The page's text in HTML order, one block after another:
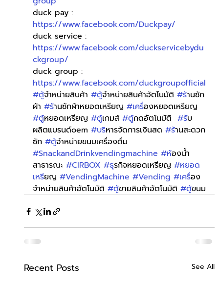
duck pay :
https://www.facebook.com/Duckpay/
duck service :
https://www.facebook.com/duckservicebydu
ckgroup/
duck group :
https://www.facebook.com/duckgroupofficial
#ตู้จำหน่ายสินค้า #ตู้จำหน่ายสินค้าอัตโนมัติ #ร้านซัก
ผ้า #ร้านซักผ้าหยอดเหรียญ #เครื่องหยอดเหรียญ
#ตู้หยอดเหรียญ #ตู้เกมส์ #ตู้กดอัตโนมัติ #รับ
ผลิตแบรนด์oem #บริหารจัดการเงินสด #ร้านสะดวก
ซัก #ตู้จำหน่ายขนมเครื่องดื่ม
#SnackandDrinkvendingmachine #ห้องน้ำ
สาธารณะ #CIRBOX #ธุรกิจหยอดเหรียญ #หยอด
เหรียญ #VendingMachine #Vending #เครื่อง
จำหน่ายสินค้าอัตโนมัติ #ตู้ขายสินค้าอัตโนมัติ #ตู้ขนม
Recent Posts See All